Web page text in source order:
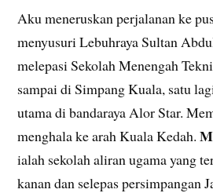
Aku meneruskan perjalanan ke
menyusuri Lebuhraya Sultan
melepasi Sekolah Menengah
sampai di Simpang Kuala, satu
utama di bandaraya Alor Star.
menghala ke arah Kuala Kedah.
ialah sekolah aliran ugama yang
kanan dan selepas persimpangan